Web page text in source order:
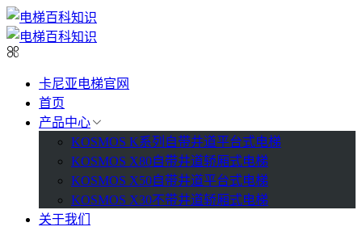
卡尼亚电梯官网
首页
产品中心
KOSMOS K系列自带井道平台式电梯
KOSMOS X80自带井道轿厢式电梯
KOSMOS X50自带井道平台式电梯
KOSMOS X30不带井道轿厢式电梯
关于我们